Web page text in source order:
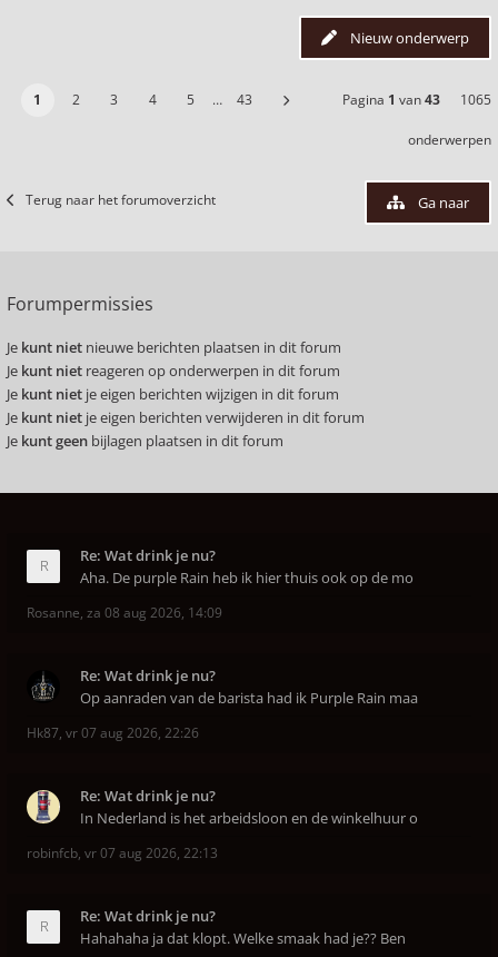
Nieuw onderwerp
1 2 3 4 5 … 43 Pagina 1 van43 1065
onderwerpen
Terug naar het forumoverzicht Ga naar
Forumpermissies
Je kunt niet nieuwe berichten plaatsen in dit forum
Je kunt niet reageren op onderwerpen in dit forum
Je kunt niet je eigen berichten wijzigen in dit forum
Je kunt niet je eigen berichten verwijderen in dit forum
Je kunt geen bijlagen plaatsen in dit forum
Re: Wat drink je nu?
Aha. De purple Rain heb ik hier thuis ook op de mo
Rosanne, za 08 aug 2026, 14:09
Re: Wat drink je nu?
Op aanraden van de barista had ik Purple Rain maa
Hk87, vr 07 aug 2026, 22:26
Re: Wat drink je nu?
In Nederland is het arbeidsloon en de winkelhuur o
robinfcb, vr 07 aug 2026, 22:13
Re: Wat drink je nu?
Hahahaha ja dat klopt. Welke smaak had je?? Ben